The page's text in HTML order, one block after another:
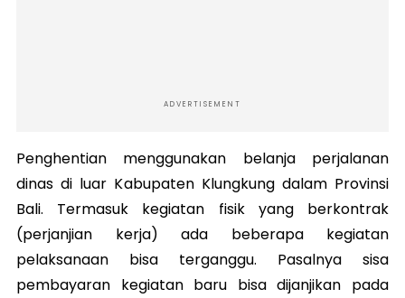
ADVERTISEMENT
Penghentian menggunakan belanja perjalanan
dinas di luar Kabupaten Klungkung dalam Provinsi
Bali. Termasuk kegiatan fisik yang berkontrak
(perjanjian kerja) ada beberapa kegiatan
pelaksanaan bisa terganggu. Pasalnya sisa
pembayaran kegiatan baru bisa dijanjikan pada